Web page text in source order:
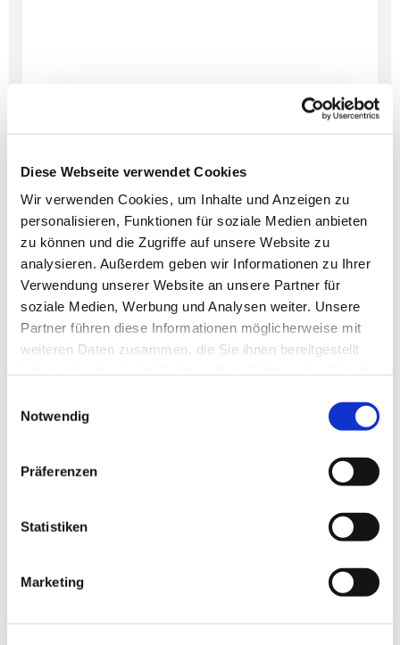
Diese Webseite verwendet Cookies
Wir verwenden Cookies, um Inhalte und Anzeigen zu
personalisieren, Funktionen für soziale Medien anbieten
zu können und die Zugriffe auf unsere Website zu
analysieren. Außerdem geben wir Informationen zu Ihrer
Verwendung unserer Website an unsere Partner für
soziale Medien, Werbung und Analysen weiter. Unsere
Partner führen diese Informationen möglicherweise mit
weiteren Daten zusammen, die Sie ihnen bereitgestellt
Notwendig
Präferenzen
Statistiken
Marketing
Dies könnte Sie auch
interessieren